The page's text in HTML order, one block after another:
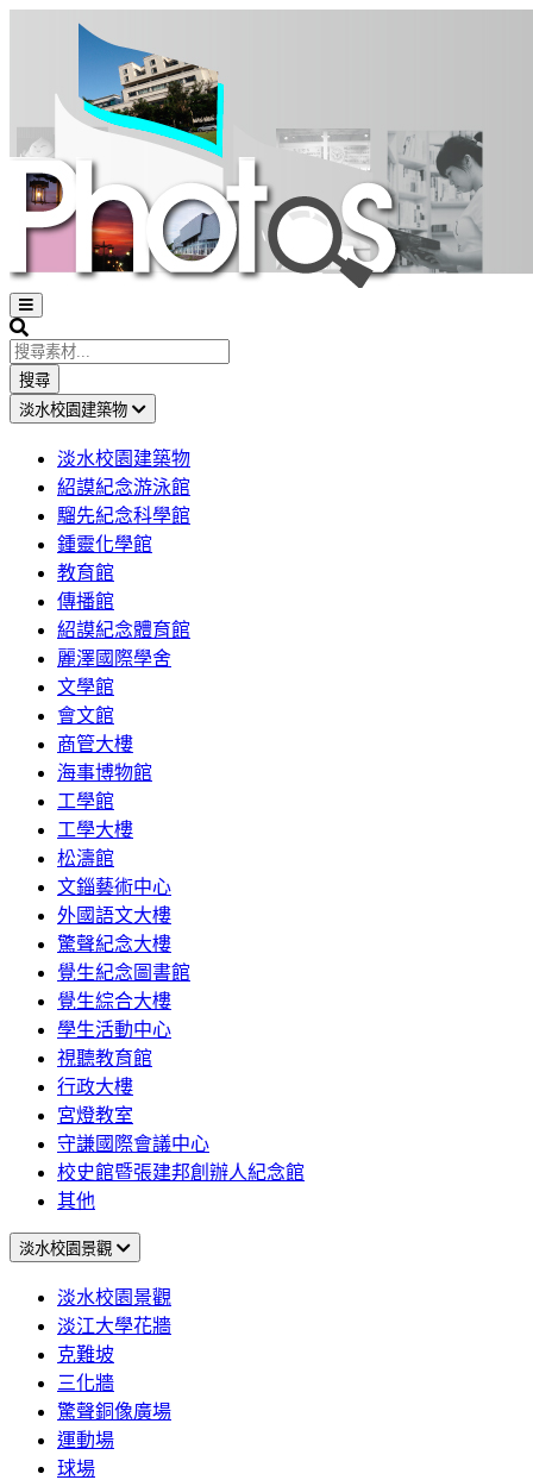
Open
sidebar
Search
搜尋
淡水校園建築物
淡水校園建築物
紹謨紀念游泳館
騮先紀念科學館
鍾靈化學館
教育館
傳播館
紹謨紀念體育館
麗澤國際學舍
文學館
會文館
商管大樓
海事博物館
工學館
工學大樓
松濤館
文錙藝術中心
外國語文大樓
驚聲紀念大樓
覺生紀念圖書館
覺生綜合大樓
學生活動中心
視聽教育館
行政大樓
宮燈教室
守謙國際會議中心
校史館暨張建邦創辦人紀念館
其他
淡水校園景觀
淡水校園景觀
淡江大學花牆
克難坡
三化牆
驚聲銅像廣場
運動場
球場